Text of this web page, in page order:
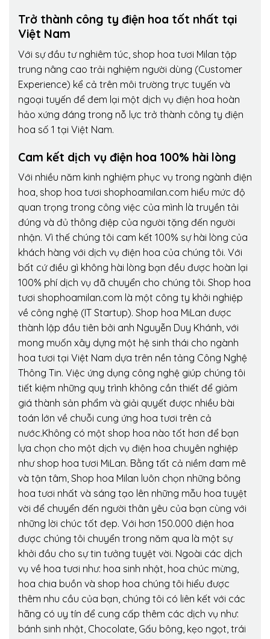
Trở thành công ty điện hoa tốt nhất tại
Việt Nam
Với sự đầu tư nghiêm túc, shop hoa tươi Milan tập
trung nâng cao trải nghiệm người dùng (Customer
Experience) kể cả trên môi trường trực tuyến và
ngoại tuyến để đem lại một dịch vụ điện hoa hoàn
hảo xứng đáng trong nỗ lực trở thành công ty điện
hoa số 1 tại Việt Nam.
Cam kết dịch vụ điện hoa 100% hài lòng
Với nhiều năm kinh nghiệm phục vụ trong ngành điện
hoa, shop hoa tươi shophoamilan.com hiểu mức độ
quan trọng trong công việc của mình là truyền tải
đúng và đủ thông điệp của người tặng đến người
nhận. Vì thế chúng tôi cam kết 100% sự hài lòng của
khách hàng với dịch vụ điện hoa của chúng tôi. Với
bất cứ điều gì không hài lòng bạn đều được hoàn lại
100% phí dịch vụ đã chuyển cho chúng tôi. Shop hoa
tươi shophoamilan.com là một công ty khởi nghiệp
về công nghệ (IT Startup). Shop hoa MiLan được
thành lập đầu tiên bởi anh Nguyễn Duy Khánh, với
mong muốn xây dựng một hệ sinh thái cho ngành
hoa tươi tại Việt Nam dựa trên nền tảng Công Nghệ
Thông Tin. Việc ứng dụng công nghệ giúp chúng tôi
tiết kiệm những quy trình không cần thiết để giảm
giá thành sản phẩm và giải quyết được nhiều bài
toán lớn về chuỗi cung ứng hoa tươi trên cả
nước.Không có một shop hoa nào tốt hơn để bạn
lựa chọn cho một dịch vụ điện hoa chuyên nghiệp
như shop hoa tươi MiLan. Bằng tất cả niềm đam mê
và tận tâm, Shop hoa Milan luôn chọn những bông
hoa tươi nhất và sáng tạo lên những mẫu hoa tuyệt
vời để chuyển đến người thân yêu của bạn cùng với
những lời chúc tốt đẹp. Với hơn 150.000 điện hoa
được chúng tôi chuyển trong năm qua là một sự
khởi đầu cho sự tin tưởng tuyệt vời. Ngoài các dịch
vụ về hoa tươi như: hoa sinh nhật, hoa chúc mừng,
hoa chia buồn và shop hoa chúng tôi hiểu được
thêm nhu cầu của bạn, chúng tôi có liên kết với các
hãng có uy tín để cung cấp thêm các dịch vụ như:
bánh sinh nhật, Chocolate, Gấu bông, kẹo ngọt, trái